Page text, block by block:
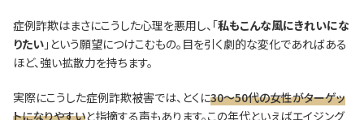
症例詐欺はまさにこうした心理を悪用し、「私もこんな風にきれいにな
りたい 」という願望につけこむもの。目を引く劇的な変化であればある
ほど、強い拡散力を持ちます。
実際にこうした症例詐欺被害では、とくに30～50代の女性がターゲッ
トになりやすいと指摘する声もあります。この年代といえばエイジング